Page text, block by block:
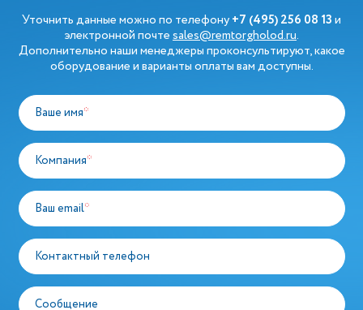
Уточнить данные можно по телефону+7 (495) 256 08 13и
электронной почтеsales@remtorgholod.ru.
Дополнительно наши менеджеры проконсультируют, какое
оборудование и варианты оплаты вам доступны.
Ваше имя*
Компания*
Ваш email*
Контактный телефон
Сообщение